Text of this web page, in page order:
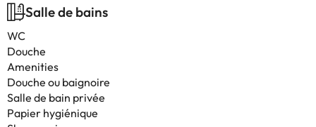
Salle de bains
WC
Douche
Amenities
Douche ou baignoire
Salle de bain privée
Papier hygiénique